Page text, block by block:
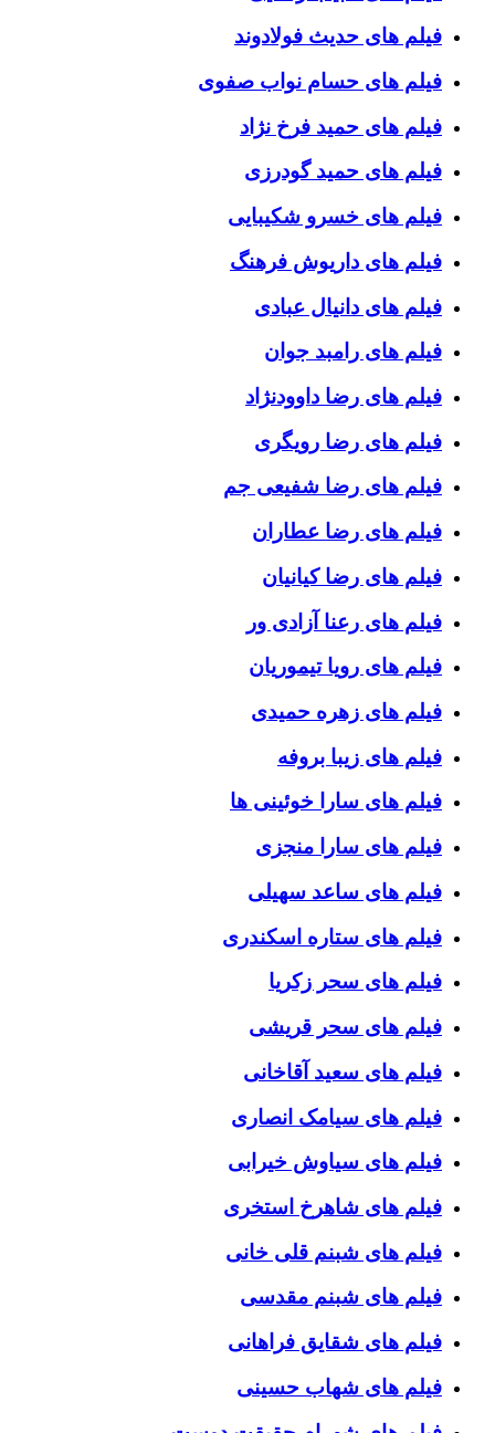
فیلم های حدیث فولادوند
فیلم های حسام نواب صفوی
فیلم های حمید فرخ نژاد
فیلم های حمید گودرزی
فیلم های خسرو شکیبایی
فیلم های داریوش فرهنگ
فیلم های دانیال عبادی
فیلم های رامبد جوان
فیلم های رضا داوودنژاد
فیلم های رضا رویگری
فیلم های رضا شفیعی جم
فیلم های رضا عطاران
فیلم های رضا کیانیان
فیلم های رعنا آزادی ور
فیلم های رویا تیموریان
فیلم های زهره حمیدی
فیلم های زیبا بروفه
فیلم های سارا خوئینی ها
فیلم های سارا منجزی
فیلم های ساعد سهیلی
فیلم های ستاره اسکندری
فیلم های سحر زکریا
فیلم های سحر قریشی
فیلم های سعید آقاخانی
فیلم های سیامک انصاری
فیلم های سیاوش خیرابی
فیلم های شاهرخ استخری
فیلم های شبنم قلی خانی
فیلم های شبنم مقدسی
فیلم های شقایق فراهانی
فیلم های شهاب حسینی